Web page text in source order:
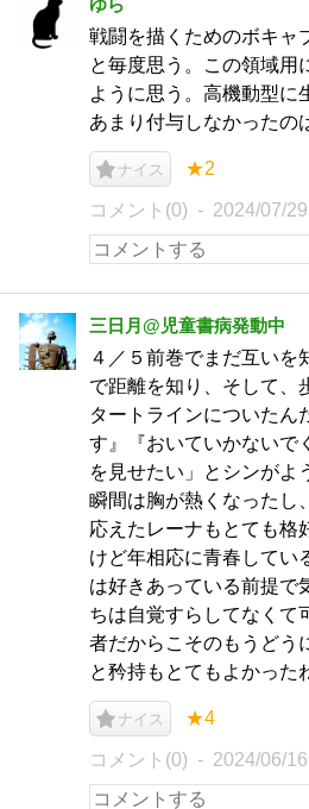
ゆら
戦闘を描くためのボキャ
と毎度思う。この領域用
ように思う。高機動型に
あまり付与しなかったの
ナイス ★2
コメント(0) 2024/07/29
三日月@児童書病発動中
４／５前巻でまだ互いを
で距離を知り、そして、
タートラインについたん
す』『おいていかないで
を見せたい」とシンがよ
瞬間は胸が熱くなったし
応えたレーナもとても格
けど年相応に青春してい
は好きあっている前提で
ちは自覚すらしてなくて
者だからこそのもうどう
と矜持もとてもよかった
ナイス ★4
コメント(0) 2024/06/16